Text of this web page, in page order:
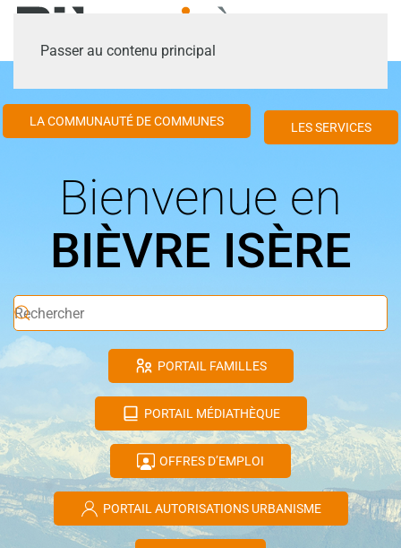
Passer au contenu principal
LA COMMUNAUTÉ DE COMMUNES LES SERVICES
Bienvenue en
BIÈVRE ISÈRE
PORTAIL FAMILLES
PORTAIL MÉDIATHÈQUE
OFFRES D’EMPLOI
PORTAIL AUTORISATIONS URBANISME